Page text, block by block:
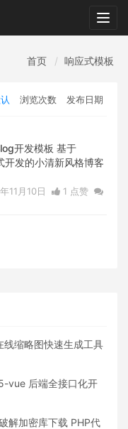
首页 响应式模板
浏览次数 发布日期
开发模板 基于
发的小清新风格博客
11月10日
1 点赞
缩略图快速生成工具
vue 后端全接口化开
解加密库下载 PHP代